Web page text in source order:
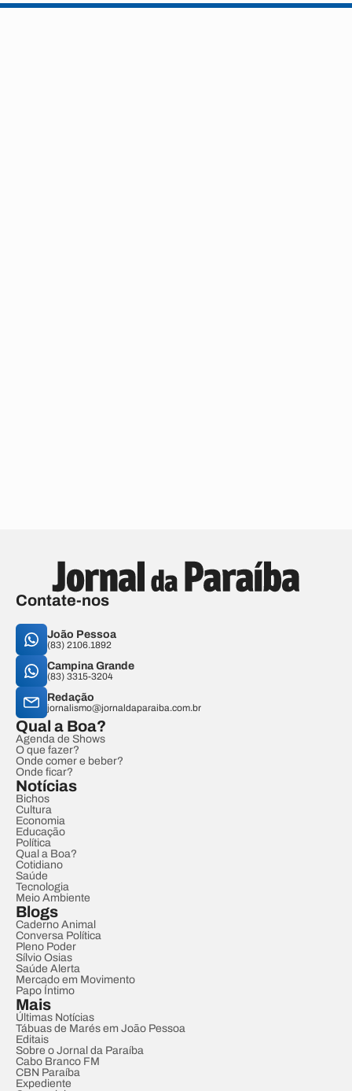
Contate-nos
João Pessoa
(83) 2106.1892
Campina Grande
(83) 3315-3204
Redação
jornalismo@jornaldaparaiba.com.br
Qual a Boa?
Agenda de Shows
O que fazer?
Onde comer e beber?
Onde ficar?
Notícias
Bichos
Cultura
Economia
Educação
Política
Qual a Boa?
Cotidiano
Saúde
Tecnologia
Meio Ambiente
Blogs
Caderno Animal
Conversa Política
Pleno Poder
Sílvio Osias
Saúde Alerta
Mercado em Movimento
Papo Íntimo
Mais
Últimas Notícias
Tábuas de Marés em João Pessoa
Editais
Sobre o Jornal da Paraíba
Cabo Branco FM
CBN Paraíba
Expediente